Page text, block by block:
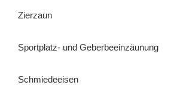
Zierzaun
Sportplatz- und Geberbeeinzäunung
Schmiedeeisen